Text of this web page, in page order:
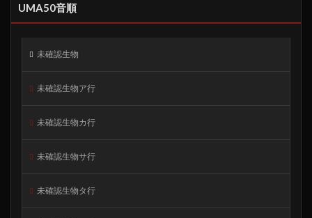
UMA50音順
未確認生物
未確認生物ア行
未確認生物カ行
未確認生物サ行
未確認生物タ行